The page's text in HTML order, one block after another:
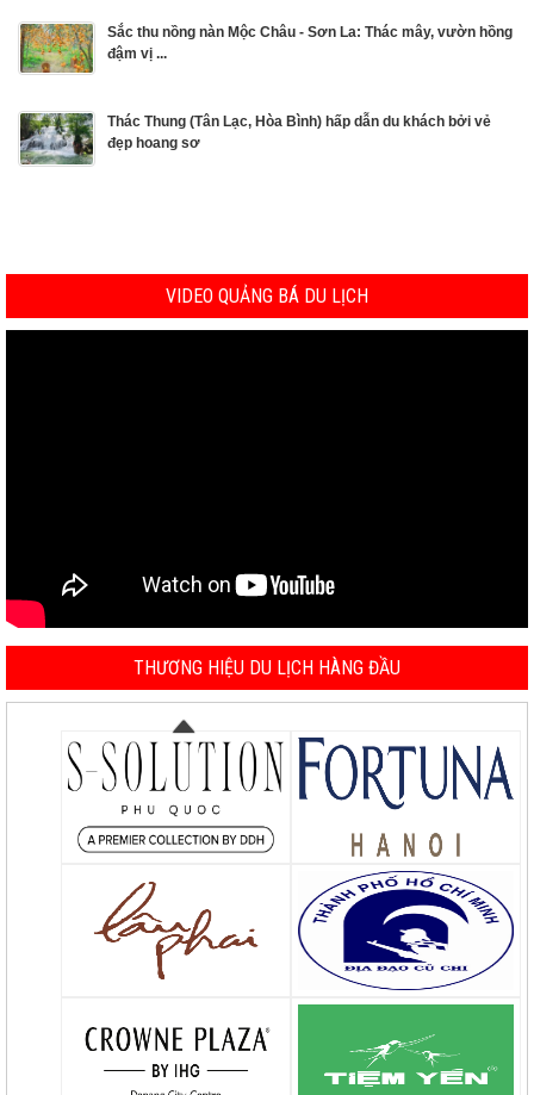
Sắc thu nồng nàn Mộc Châu - Sơn La: Thác mây, vườn hồng
đậm vị ...
Thác Thung (Tân Lạc, Hòa Bình) hấp dẫn du khách bởi vẻ
đẹp hoang sơ
VIDEO QUẢNG BÁ DU LỊCH
THƯƠNG HIỆU DU LỊCH HÀNG ĐẦU